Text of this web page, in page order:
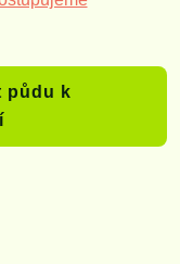
půdu k